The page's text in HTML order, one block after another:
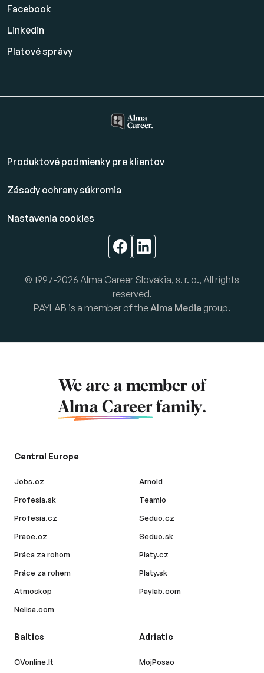
Facebook
Linkedin
Platovésprávy
Produktové podmienky pre klientov
Zásady ochrany súkromia
Nastavenia cookies
© 1997-2026 Alma Career Slovakia, s. r. o., All rights
reserved.
PAYLAB is a member of theAlma Media group.
We are a member of
Alma Career family.
Central Europe
Jobs.cz
Profesia.sk
Profesia.cz
Prace.cz
Práca za rohom
Práce za rohem
Atmoskop
Nelisa.com
Arnold
Teamio
Seduo.cz
Seduo.sk
Platy.cz
Platy.sk
Paylab.com
Baltics
CVonline.lt
Adriatic
MojPosao